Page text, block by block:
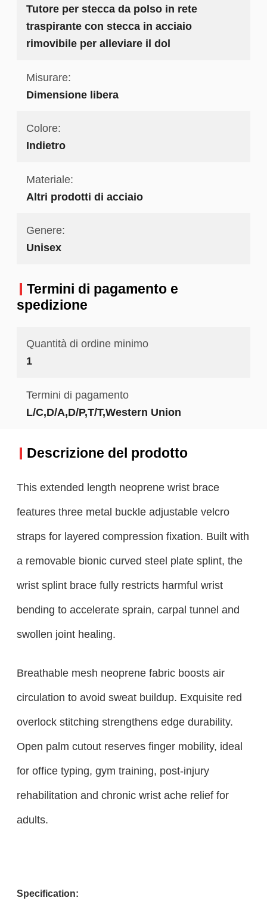
Tutore per stecca da polso in rete
traspirante con stecca in acciaio
rimovibile per alleviare il dol
Misurare:
Dimensione libera
Colore:
Indietro
Materiale:
Altri prodotti di acciaio
Genere:
Unisex
Termini di pagamento e
spedizione
Quantità di ordine minimo
1
Termini di pagamento
L/C,D/A,D/P,T/T,Western Union
Descrizione del prodotto
This extended length neoprene wrist brace
features three metal buckle adjustable velcro
straps for layered compression fixation. Built with
a removable bionic curved steel plate splint, the
wrist splint brace fully restricts harmful wrist
bending to accelerate sprain, carpal tunnel and
swollen joint healing.
Breathable mesh neoprene fabric boosts air
circulation to avoid sweat buildup. Exquisite red
overlock stitching strengthens edge durability.
Open palm cutout reserves finger mobility, ideal
for office typing, gym training, post-injury
rehabilitation and chronic wrist ache relief for
adults.
Specification: